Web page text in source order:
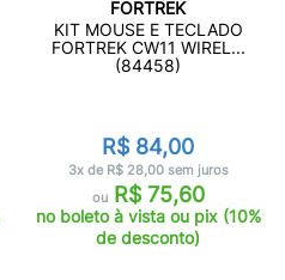
FORTREK
KIT MOUSE E TECLADO
FORTREK CW11 WIREL...
(84458)
R$ 84,00
3x de R$ 28,00 sem juros
ouR$ 75,60
no boleto à vista ou pix (10%
de desconto)